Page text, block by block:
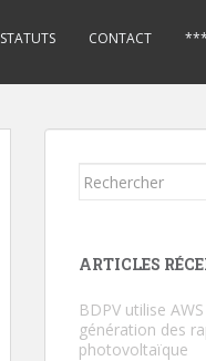
STATUTS CONTACT ***
Rechercher...
ARTICLES
BDPV utilise
génération des
photovoltaïque